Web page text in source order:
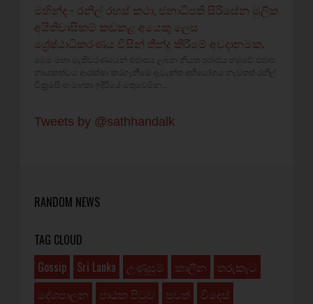
මහින්ද - රනිල් රහස් කථා, ජනාධිපති සිරිසේන මුලික
අයිතිවාසිකම් කඩකළ අයෙකු ලෙස
ශ්‍රේෂ්ඨාධිකරණය විසින් තීන්දු කිරීමේ අවදානමක.
මෙම මහා මැතිවරණයෙන් එජාපය ලබන නියත පරාජය හමුවේ එජාප
නායකත්වය ආරක්ෂා කරගැනීමේ දැවැන්ත අභියෝගය නැවතත් රනිල්
වික්‍රමසිංහ මහතා ඉදිරියේ මතුවෙමින...
Tweets by @sathhandalk
RANDOM NEWS
TAG CLOUD
Gossip
Sri Lanka උණුසුම් කාලීන
තරුකැට
දේශපාලන
පාඨක පිටුව පුවත්
විදෙස්